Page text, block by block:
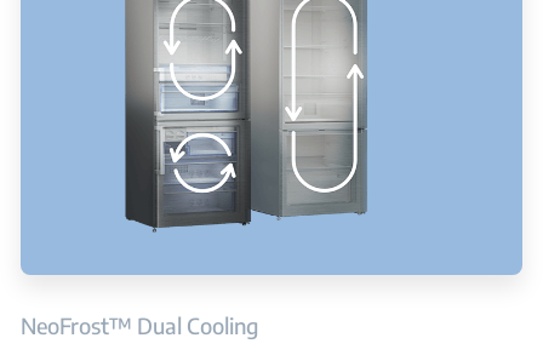
NeoFrost™ Dual Cooling